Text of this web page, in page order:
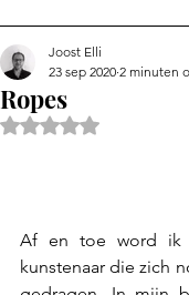
Ropes
Joost Elli
23 sep 2020 2 minuten
Beoordeeld met
kunstenaar die zich